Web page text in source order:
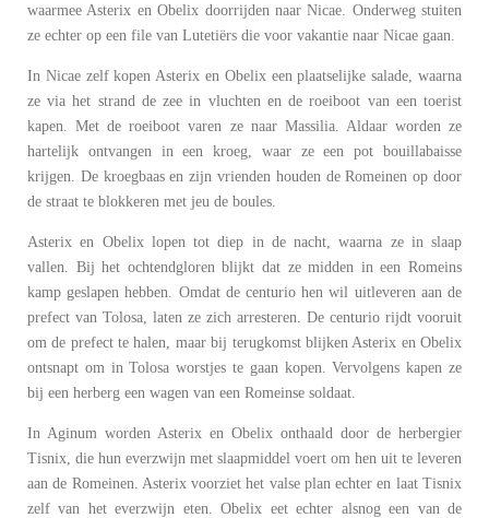
waarmee Asterix en Obelix doorrijden naar Nicae. Onderweg stuiten
ze echter op een file van Lutetiërs die voor vakantie naar Nicae gaan.
In Nicae zelf kopen Asterix en Obelix een plaatselijke salade, waarna
ze via het strand de zee in vluchten en de roeiboot van een toerist
kapen. Met de roeiboot varen ze naar Massilia. Aldaar worden ze
hartelijk ontvangen in een kroeg, waar ze een pot bouillabaisse
krijgen. De kroegbaas en zijn vrienden houden de Romeinen op door
de straat te blokkeren met jeu de boules.
Asterix en Obelix lopen tot diep in de nacht, waarna ze in slaap
vallen. Bij het ochtendgloren blijkt dat ze midden in een Romeins
kamp geslapen hebben. Omdat de centurio hen wil uitleveren aan de
prefect van Tolosa, laten ze zich arresteren. De centurio rijdt vooruit
om de prefect te halen, maar bij terugkomst blijken Asterix en Obelix
ontsnapt om in Tolosa worstjes te gaan kopen. Vervolgens kapen ze
bij een herberg een wagen van een Romeinse soldaat.
In Aginum worden Asterix en Obelix onthaald door de herbergier
Tisnix, die hun everzwijn met slaapmiddel voert om hen uit te leveren
aan de Romeinen. Asterix voorziet het valse plan echter en laat Tisnix
zelf van het everzwijn eten. Obelix eet echter alsnog een van de